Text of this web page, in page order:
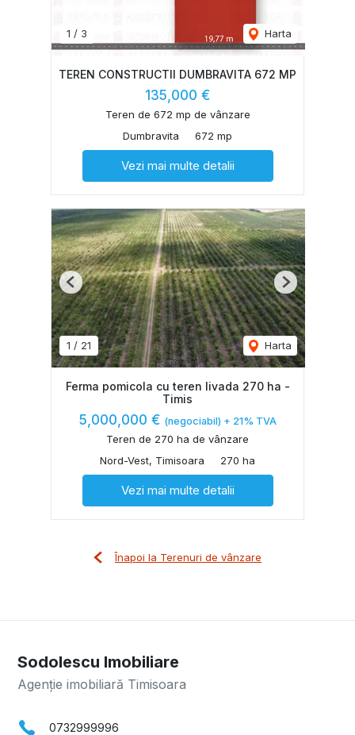
1 / 3 Harta
TEREN CONSTRUCTII DUMBRAVITA 672 MP
135,000 €
Teren de 672 mp de vânzare
Dumbravita
672 mp
Vezi mai multe detalii
1 / 21 Harta
Previous Next
Ferma pomicola cu teren livada 270 ha -
Timis
5,000,000 € (negociabil) + 21% TVA
Teren de 270 ha de vânzare
Nord-Vest, Timisoara
270 ha
Vezi mai multe detalii
Înapoi la Terenuri de vânzare
Sodolescu Imobiliare
Agenție imobiliară Timisoara
0732999996